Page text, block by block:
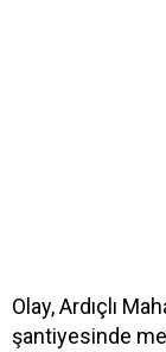
Olay, Ardıçlı
şantiyesinde